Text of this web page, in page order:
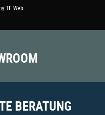
TE Web
BERATUNG